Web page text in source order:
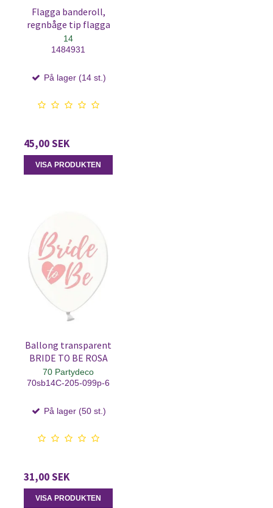
Flagga banderoll,
regnbåge tip flagga
14
1484931
På lager (14 st.)
45,00 SEK
VISA PRODUKTEN
Ballong transparent
BRIDE TO BE ROSA
70 Partydeco
70sb14C-205-099p-6
På lager (50 st.)
31,00 SEK
VISA PRODUKTEN